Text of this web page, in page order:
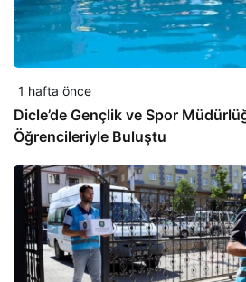
1 hafta önce
Dicle’de Gençlik ve Spor
Öğrencileriyle Buluştu